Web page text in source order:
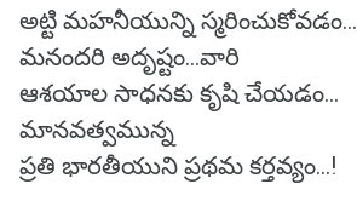
అట్టి మహనీయున్ని స్మరించుకోవడం...
మనందరి అదృష్టం...వారి
ఆశయాల సాధనకు కృషి చేయడం...
మానవత్వమున్న
ప్రతి భారతీయుని ప్రథమ కర్తవ్యం...!